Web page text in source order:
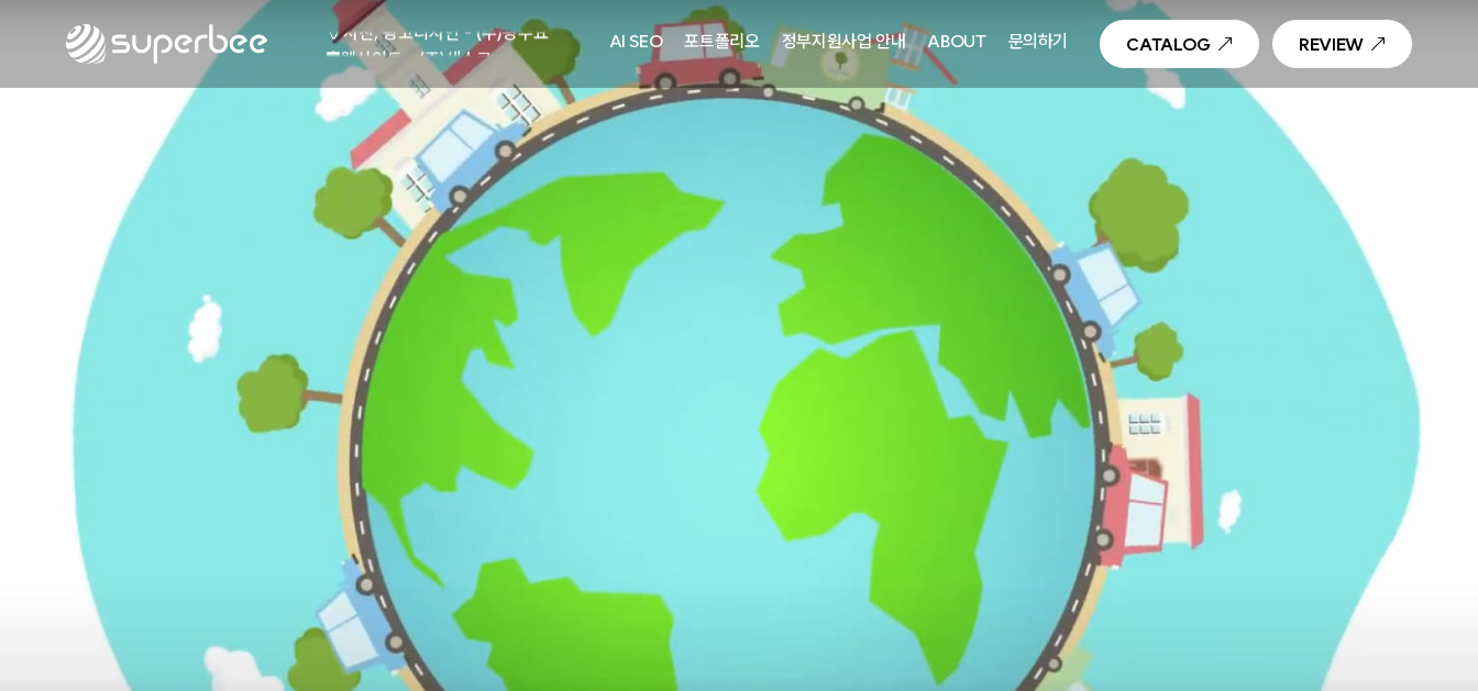
🏺
사진, 광고디자인 - (주)광주요
🛡️웹사이트 - (주)세스코
💾제품디자인 - 삼성전자㈜
동영상, CI - 카피어랜드㈜
🐶동영상, 홈페이지 - (주)분독
동영상, 카탈로그 - 피자마루
🍽️웹사이트 - 백조씽크
사진, 광고디자인 - 중외제약
⚪패키지, 디자인 - 고려은단
동영상 - (주)듀오백
동영상 - ㈜고피자
동영상 - 모모스커피㈜
동영상 - 삼양홀딩스
동영상 - 킷캣
🍶사진, 광고디자인 - (주)화요
🏺 사진, 광고디자인 - (주)광주요
웹사이트 - (주)세스코
제품디자인 - 삼성전자㈜
🔹 동영상, CI - 카피어랜드㈜
🐶동영상, 홈페이지 - (주)분독
동영상, 카탈로그 - 피자마루
🍽️웹사이트 - 백조씽크
⚕️사진, 광고디자인 - 중외제약
⚪패키지, 디자인 - 고려은단
🪑 동영상 - (주)듀오백
🍕동영상 - ㈜고피자
AI SEO 포트폴리오 정부지원사업 안내 ABOUT 문의하기 CATALOG REVIEW